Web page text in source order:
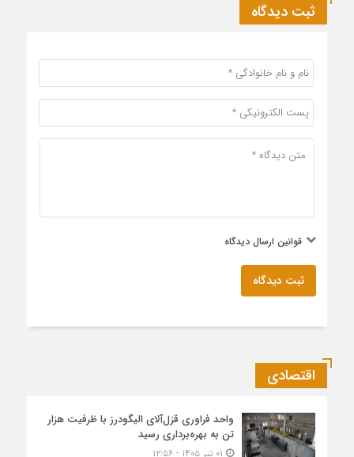
ثبت دیدگاه
قوانین ارسال دیدگاه
ثبت دیدگاه
اقتصادی
واحد فراوری قزل‌آلای الیگودرز با ظرفیت هزار
تن به بهره‌برداری رسید